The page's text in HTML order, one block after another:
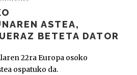
ASTEA,
BETETA DATOR
22ra Europa osoko
ospatuko da.